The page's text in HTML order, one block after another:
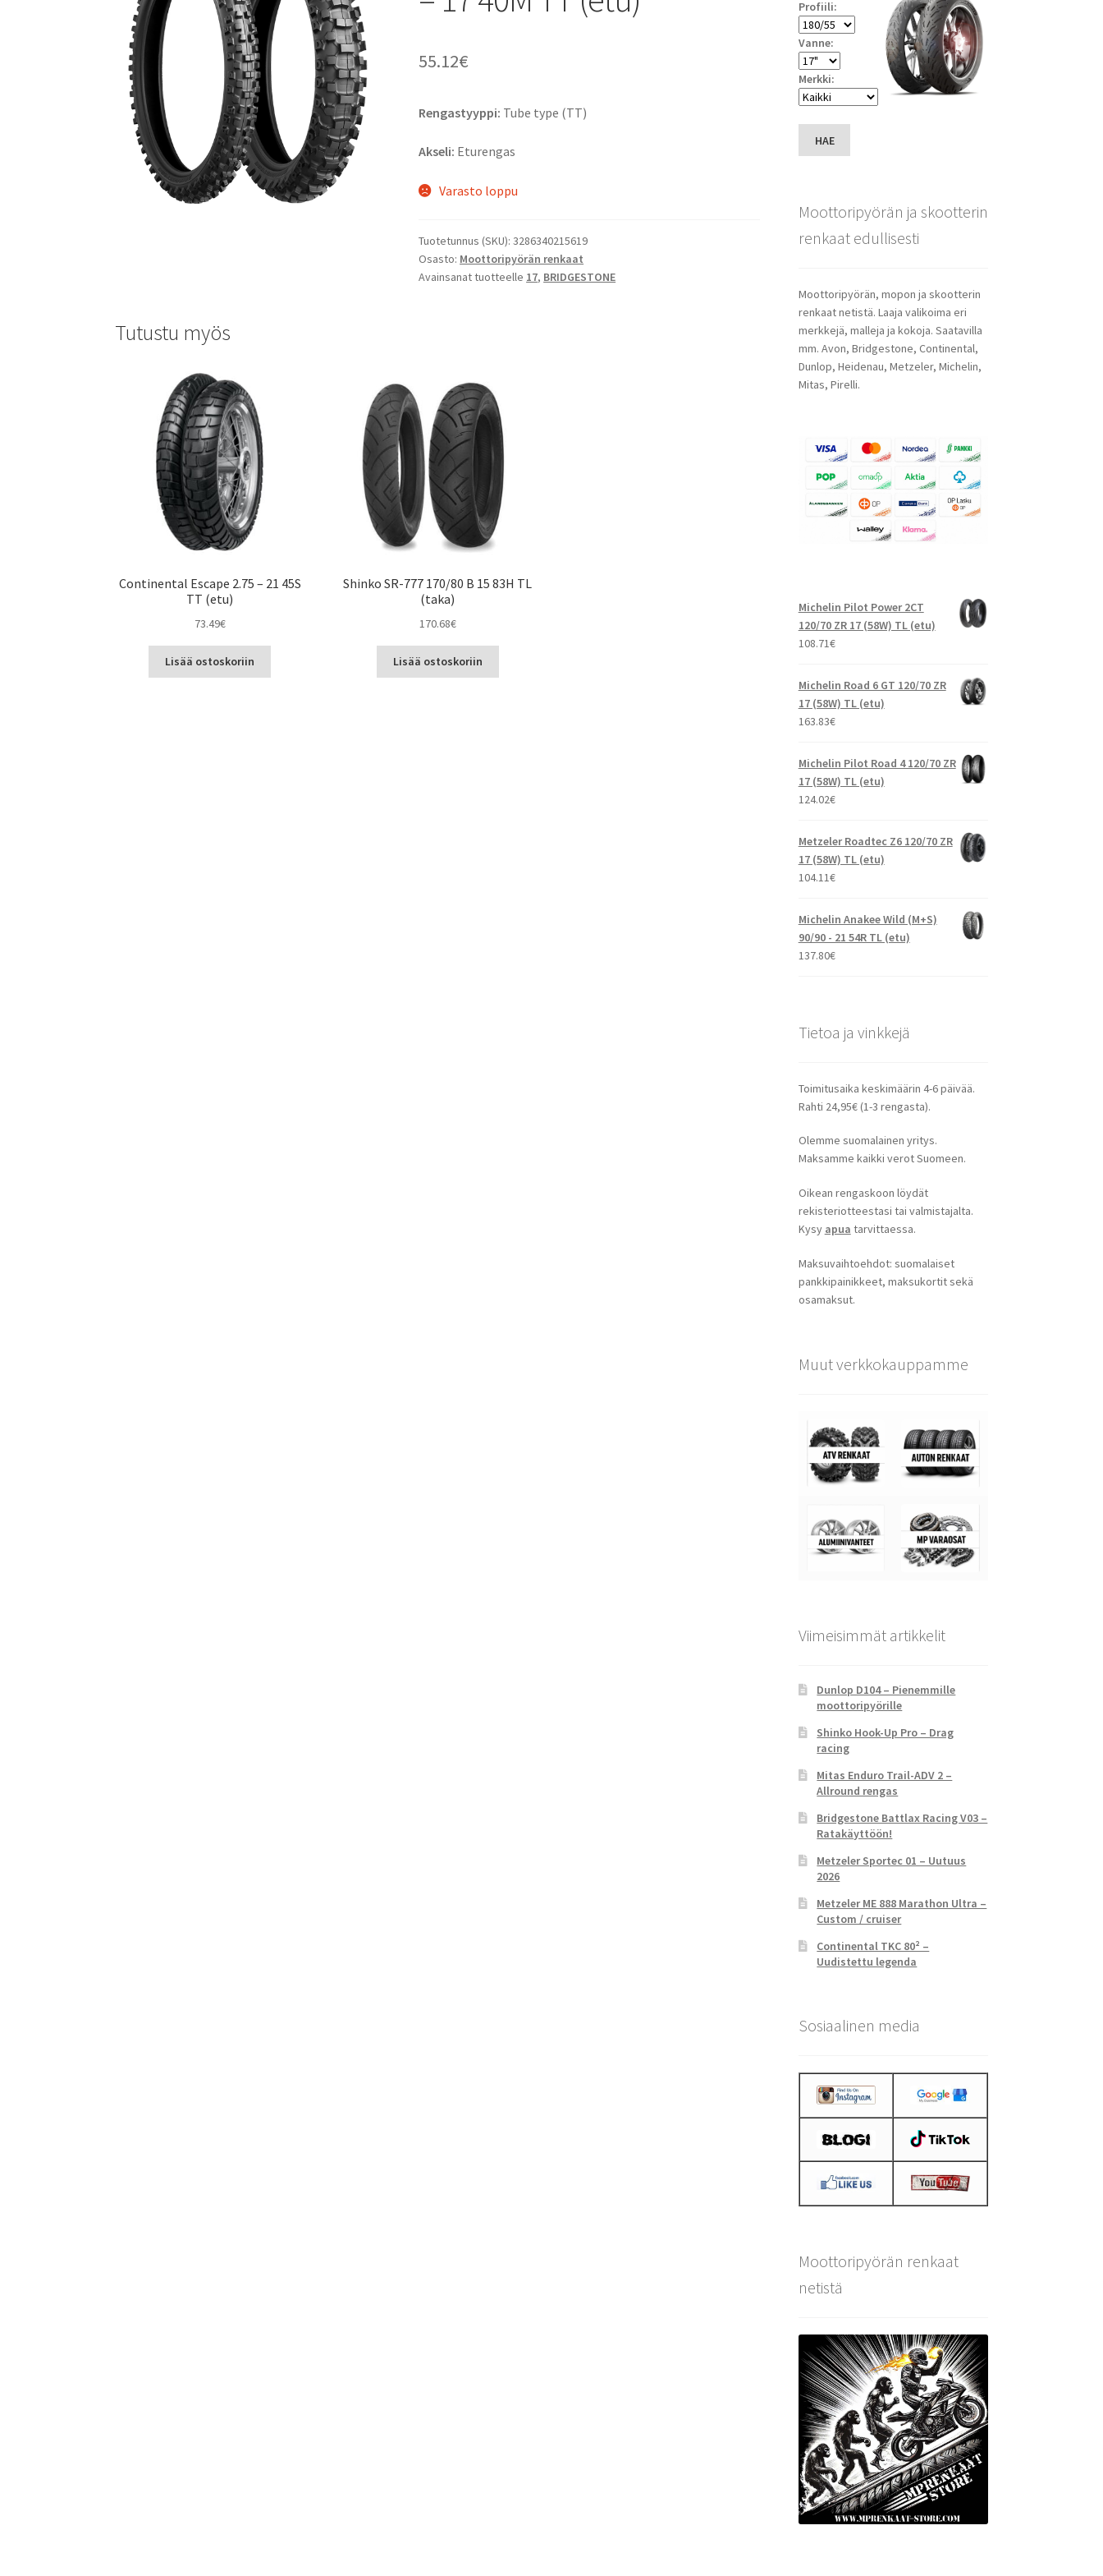
55.12€
Rengastyyppi: Tube type (TT)
Akseli: Eturengas
Varasto loppu
Tuotetunnus (SKU):3286340215619
Osasto: Moottoripyörän renkaat
Avainsanat tuotteelle 17, BRIDGESTONE
Tutustu myös
Continental Escape 2.75 – 21 45S
TT (etu)
73.49€
Lisää ostoskoriin
Shinko SR-777 170/80 B 15 83H TL
(taka)
170.68€
Lisää ostoskoriin
Profiili:
Vanne:
Merkki:
HAE
Moottoripyörän ja skootterin
renkaat edullisesti
Moottoripyörän, mopon ja skootterin
renkaat netistä. Laaja valikoima eri
merkkejä, malleja ja kokoja. Saatavilla
mm. Avon, Bridgestone, Continental,
Dunlop, Heidenau, Metzeler, Michelin,
Mitas, Pirelli.
Michelin Pilot Power 2CT
120/70 ZR 17 (58W) TL (etu)
108.71€
Michelin Road 6 GT 120/70 ZR
17 (58W) TL (etu)
163.83€
Michelin Pilot Road 4 120/70 ZR
17 (58W) TL (etu)
124.02€
Metzeler Roadtec Z6 120/70 ZR
17 (58W) TL (etu)
104.11€
Michelin Anakee Wild (M+S)
90/90 - 21 54R TL (etu)
137.80€
Tietoa ja vinkkejä
Toimitusaika keskimäärin 4-6 päivää.
Rahti 24,95€ (1-3 rengasta).
Olemme suomalainen yritys.
Maksamme kaikki verot Suomeen.
Oikean rengaskoon löydät
rekisteriotteestasi tai valmistajalta.
Kysy apua tarvittaessa.
Maksuvaihtoehdot: suomalaiset
pankkipainikkeet, maksukortit sekä
osamaksut.
Muut verkkokauppamme
Viimeisimmät artikkelit
Dunlop D104 – Pienemmille
moottoripyörille
Shinko Hook-Up Pro – Drag
racing
Mitas Enduro Trail-ADV 2 –
Allround rengas
Bridgestone Battlax Racing V03 –
Ratakäyttöön!
Metzeler Sportec 01 – Uutuus
2026
Metzeler ME 888 Marathon Ultra –
Custom / cruiser
Continental TKC 80² –
Uudistettu legenda
Sosiaalinen media
Moottoripyörän renkaat
netistä